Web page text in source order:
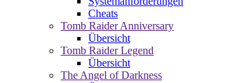
Cheats
Tomb Raider Anniversary
Übersicht
Tomb Raider Legend
Übersicht
The Angel of Darkness